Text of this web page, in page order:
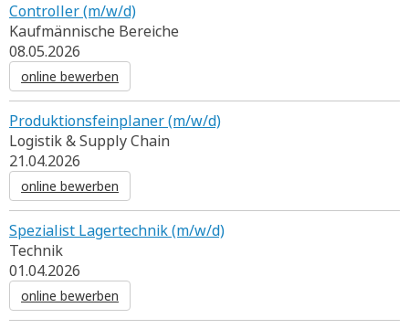
Controller (m/w/d)
Kaufmännische Bereiche
08.05.2026
online bewerben
Produktionsfeinplaner (m/w/d)
Logistik & Supply Chain
21.04.2026
online bewerben
Spezialist Lagertechnik (m/w/d)
Technik
01.04.2026
online bewerben